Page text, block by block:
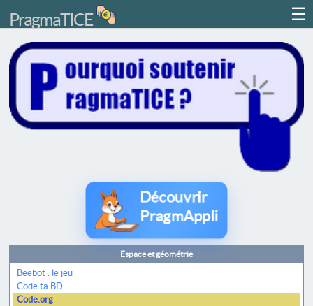
PragmaTICE
Découvrir
PragmAppli
Espace et géométrie
Beebot : le jeu
Code ta BD
Code.org
☰